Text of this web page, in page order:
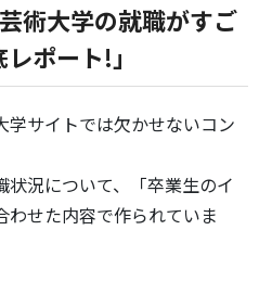
術大学の就職がすご
ポート!」
サイトでは欠かせないコン
況について、「卒業生のイ
わせた内容で作られていま